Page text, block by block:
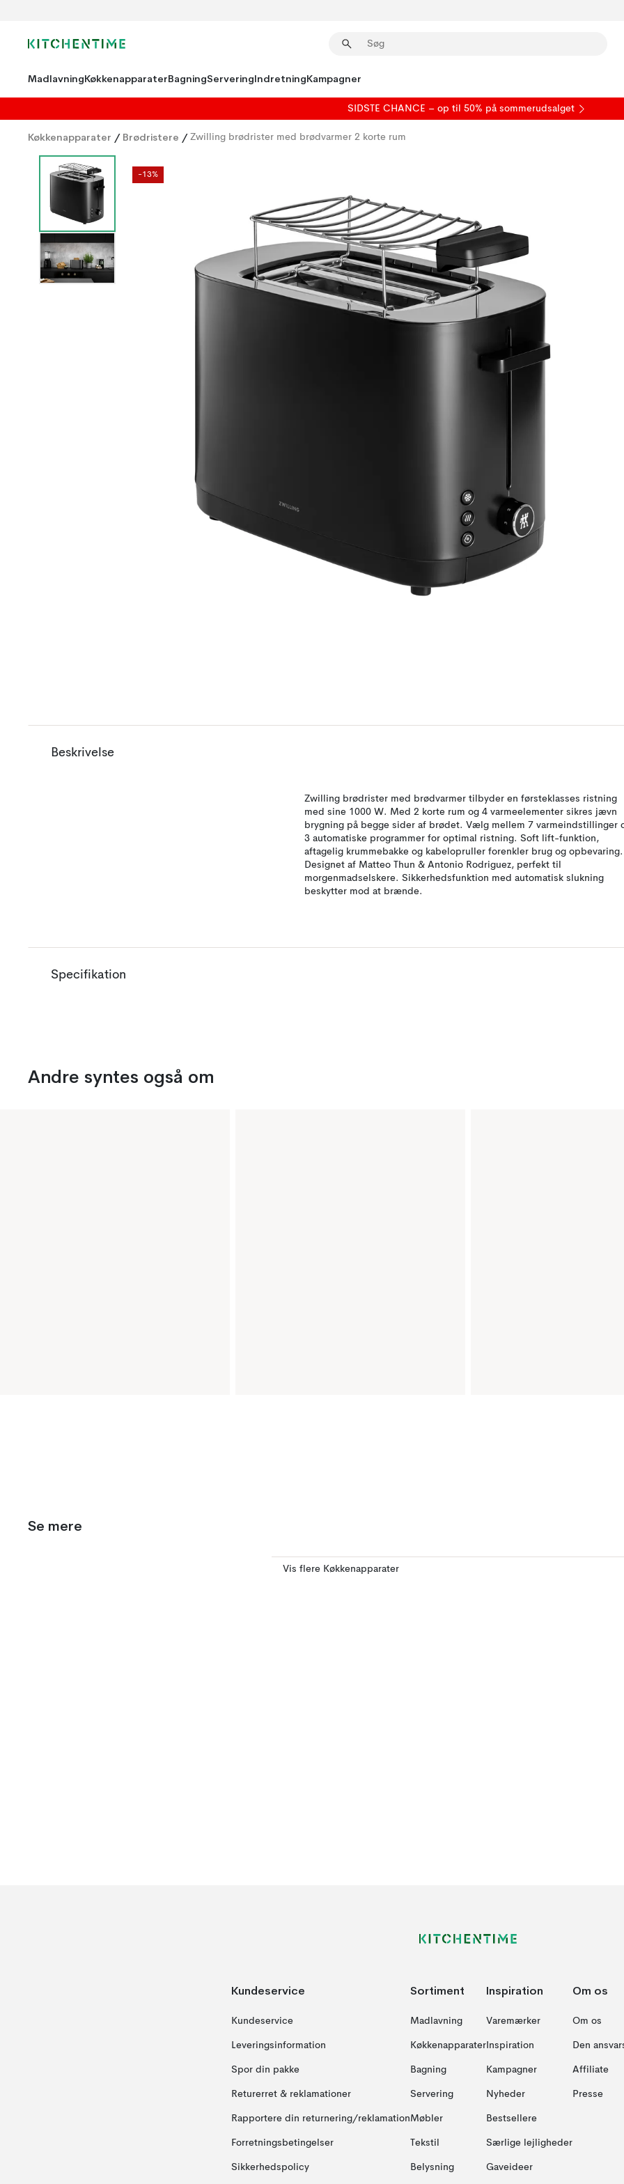
MadlavningKøkkenapparaterBagningServeringIndretningKampagner
SIDSTE CHANCE – op til 50% på sommerudsalget
Køkkenapparater / Brødristere / Zwilling brødrister med brødvarmer 2 korte rum
-13%
Beskrivelse
Zwilling brødrister med brødvarmer tilbyder en førsteklasses ristning
med sine 1000 W. Med 2 korte rum og 4 varmeelementer sikres jævn
brygning på begge sider af brødet. Vælg mellem 7 varmeindstillinger
3 automatiske programmer for optimal ristning. Soft lift-funktion,
aftagelig krummebakke og kabelopruller forenkler brug og opbevaring.
Designet af Matteo Thun & Antonio Rodriguez, perfekt til
morgenmadselskere. Sikkerhedsfunktion med automatisk slukning
beskytter mod at brænde.
Specifikation
Andre syntes også om
Se mere
Vis flere Køkkenapparater
Kundeservice
Kundeservice
Leveringsinformation
Spor din pakke
Returerret & reklamationer
Rapportere din returnering/reklamation
Forretningsbetingelser
Sikkerhedspolicy
Sortiment
Madlavning
Køkkenapparater
Bagning
Servering
Møbler
Tekstil
Belysning
Inspiration
Varemærker
Inspiration
Kampagner
Nyheder
Bestsellere
Særlige lejligheder
Gaveideer
Om os
Om os
Den
Affiliate
Presse